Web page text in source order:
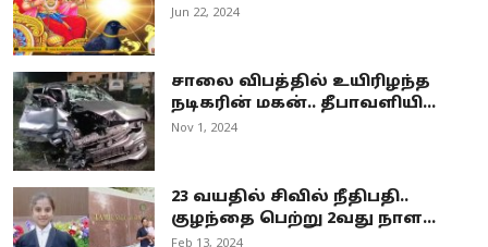
Jun 22, 2024
சாலை விபத்தில் உயிரிழந்த
நடிகரின் மகன்.. தீபாவளியி...
Nov 1, 2024
23 வயதில் சிவில் நீதிபதி..
குழந்தை பெற்று 2வது நாள...
Feb 13, 2024